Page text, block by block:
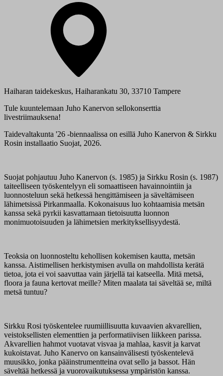
Haiharan taidekeskus, Haiharankatu 30, 33710 Tampere
Tule kuuntelemaan Juho Kanervon sellokonserttia
livestriimauksena!
Taidevaltakunta '26 -biennaalissa on esillä Juho Kanervon & Sirkku
Rosin installaatio Suojat, 2026.
Suojat pohjautuu Juho Kanervon (s. 1985) ja Sirkku Rosin (s. 1987)
taiteelliseen työskentelyyn eli somaattiseen havainnointiin ja
luonnosteluun sekä hetkessä hengittämiseen ja säveltämiseen
lähimetsissä Pirkanmaalla. Kokonaisuus luo kohtaamisia metsän
kanssa sekä pyrkii kasvattamaan tietoisuutta luonnon
monimuotoisuuden ja lähimetsien merkityksellisyydestä.
Teoksia on luonnosteltu kehollisen kokemisen kautta, metsän
kanssa. Aistimellisen herkistymisen avulla on mahdollista kerätä
tietoa, jota ei voi saavuttaa vain järjellä tai katseella. Mitä metsä,
floora ja fauna kertovat meille? Miten maalata tai säveltää se, miltä
metsä tuntuu?
Sirkku Rosi työskentelee ruumiillisuutta kuvaavien akvarellien,
veistoksellisten elementtien ja performatiivisen liikkeen parissa.
Akvarellien hahmot vuotavat visvaa ja mahlaa, kasvit ja karvat
kukoistavat. Juho Kanervo on kansainvälisesti työskentelevä
muusikko, jonka pääinstrumentteina ovat sello ja bassot. Hän
säveltää hetkessä ja vuorovaikutuksessa ympäristön kanssa.